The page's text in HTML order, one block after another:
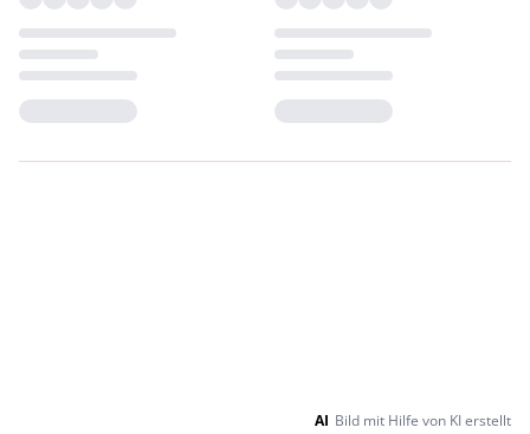
AI Bild mit Hilfe von KI erstellt